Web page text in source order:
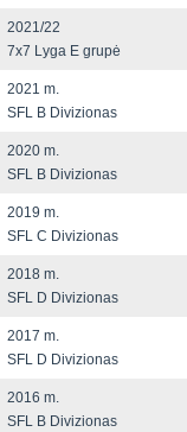
2021/22
7x7 Lyga E grupė
2021 m.
SFL B Divizionas
2020 m.
SFL B Divizionas
2019 m.
SFL C Divizionas
2018 m.
SFL D Divizionas
2017 m.
SFL D Divizionas
2016 m.
SFL B Divizionas